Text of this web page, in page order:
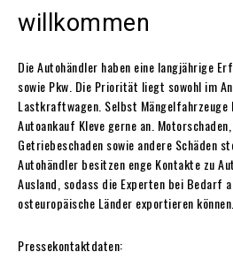
willkommen
Die Autohändler haben eine langjährige
sowie Pkw. Die Priorität liegt sowohl im
Lastkraftwagen. Selbst
Autoankauf Kleve gerne an.
Getriebeschaden sowie andere Schäden
Autohändler besitzen enge Kontakte zu
Ausland, sodass die Experten bei Bedarf
osteuropäische Länder exportieren können.
Pressekontaktdaten: